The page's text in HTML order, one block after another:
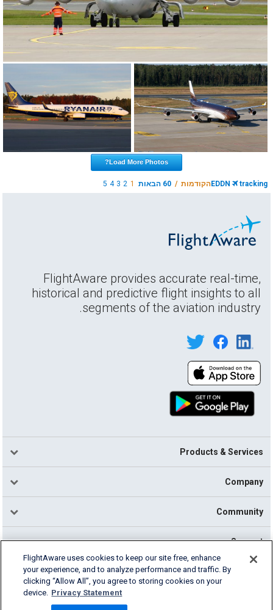
Load More Photos?
הקודמות /60 הבאות 2
3
4
5 EDDN tracking
FlightAware provides accurate real-time,
historical and predictive flight insights to all
segments of the aviation industry.
Products & Services
Company
Community
Support
Cookie Settings
FlightAware uses cookies to keep our site free, enhance
your experience, and to analyze performance and traffic. By
clicking “Allow All”, you agree to storing cookies on your
device. Privacy Statement